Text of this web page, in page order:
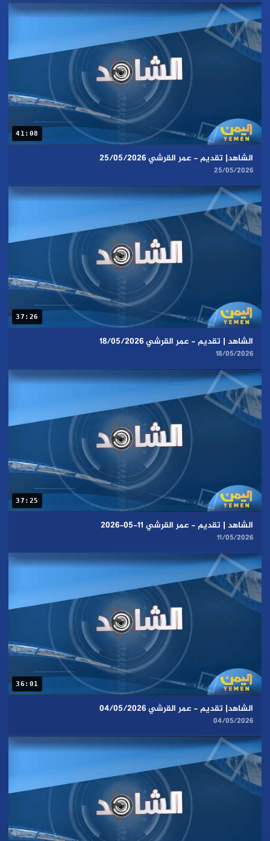
41:08
الشاهد| تقديم - عمر القرشي 25/05/2026
25/05/2026
37:26
الشاهد | تقديم - عمر القرشي 18/05/2026
18/05/2026
37:25
الشاهد | تقديم - عمر القرشي 11-05-2026
11/05/2026
36:01
الشاهد| تقديم - عمر القرشي 04/05/2026
04/05/2026